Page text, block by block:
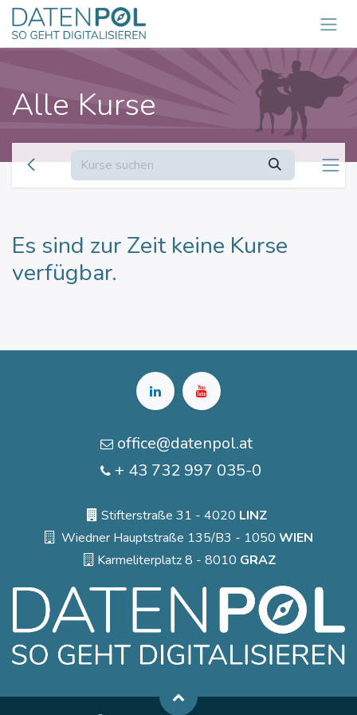
Zum Inhalt springen
Alle Kurse
Es sind zur Zeit keine Kurse
verfügbar.
office@datenpol.at
+ 43 732 997 035-0
Stifterstraße 31 - 4020 LINZ
Wiedner Hauptstraße 135/B3 - 1050 WIEN
Karmeliterplatz 8 - 8010 GRAZ